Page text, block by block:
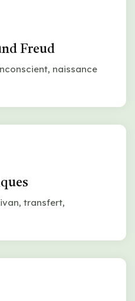
Freud
naissance
transfert,